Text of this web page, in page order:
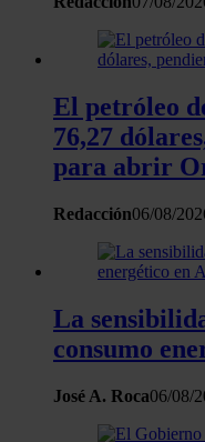
información sobre el
nuestros partners de
web, quienes pueden
partir del uso que
El petróleo
76,27
para abrir
Redacción06/08/
La
consumo
José A. Roca06/08/